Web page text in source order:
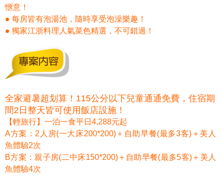
愜意！
● 每房皆有泡湯池，隨時享受泡澡樂趣！
● 獨家江浙料理人氣菜色精選，不可錯過！
全家避暑超划算！115公分以下兒童通通免費，住宿期
間2日整天皆可使用飯店設施！
【輕旅行】一泊一食平日4,288元起
A方案：2人房(一大床200*200)＋自助早餐(最多3客)＋美人
魚體驗2次
B方案：親子房(二中床150*200)＋自助早餐(最多5客)＋美人
魚體驗4次